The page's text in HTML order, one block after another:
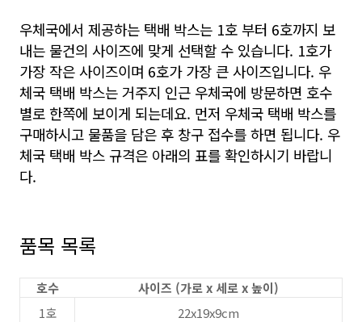
우체국에서 제공하는 택배 박스는 1호 부터 6호까지 보
내는 물건의 사이즈에 맞게 선택할 수 있습니다. 1호가
가장 작은 사이즈이며 6호가 가장 큰 사이즈입니다. 우
체국 택배 박스는 거주지 인근 우체국에 방문하면 호수
별로 한쪽에 보이게 되는데요. 먼저 우체국 택배 박스를
구매하시고 물품을 담은 후 창구 접수를 하면 됩니다. 우
체국 택배 박스 규격은 아래의 표를 확인하시기 바랍니
다.
품목 목록
호수
사이즈 (가로 x 세로 x 높이)
1호
22x19x9cm